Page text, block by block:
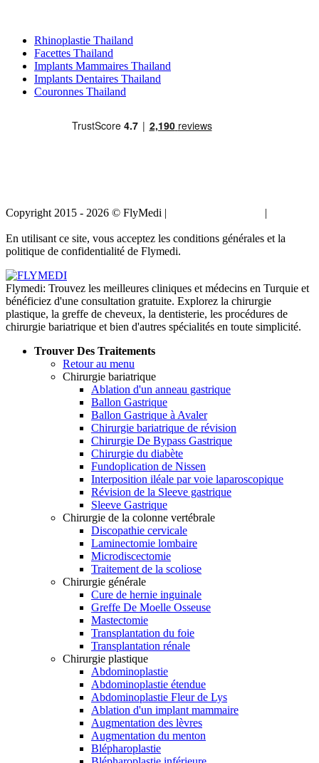
Rhinoplastie Thailand
Facettes Thailand
Implants Mammaires Thailand
Implants Dentaires Thailand
Couronnes Thailand
Copyright 2015 - 2026 © FlyMedi | |
En utilisant ce site, vous acceptez les conditions générales et la
politique de confidentialité de Flymedi.
Flymedi: Trouvez les meilleures cliniques et médecins en Turquie et
bénéficiez d'une consultation gratuite. Explorez la chirurgie
plastique, la greffe de cheveux, la dentisterie, les procédures de
chirurgie bariatrique et bien d'autres spécialités en toute simplicité.
Trouver Des Traitements
Retour au menu
Chirurgie bariatrique
Ablation d'un anneau gastrique
Ballon Gastrique
Ballon Gastrique à Avaler
Chirurgie bariatrique de révision
Chirurgie De Bypass Gastrique
Chirurgie du diabète
Fundoplication de Nissen
Interposition iléale par voie laparoscopique
Révision de la Sleeve gastrique
Sleeve Gastrique
Chirurgie de la colonne vertébrale
Discopathie cervicale
Laminectomie lombaire
Microdiscectomie
Traitement de la scoliose
Chirurgie générale
Cure de hernie inguinale
Greffe De Moelle Osseuse
Mastectomie
Transplantation du foie
Transplantation rénale
Chirurgie plastique
Abdominoplastie
Abdominoplastie étendue
Abdominoplastie Fleur de Lys
Ablation d'un implant mammaire
Augmentation des lèvres
Augmentation du menton
Blépharoplastie